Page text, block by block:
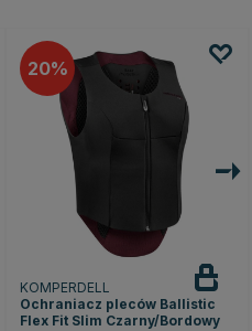
20
KOMPERDELL
Ochraniacz pleców Ballistic
Flex Fit Slim Czarny/Bordowy